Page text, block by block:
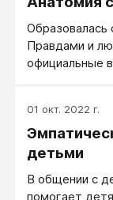
Образовалась
Правдами и
официальные
01 окт. 2022 г.
детьми
В общении с
помогает